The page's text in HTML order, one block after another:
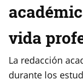
vida
La redacción
durante los